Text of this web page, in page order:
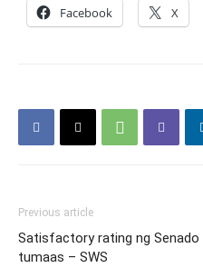
Facebook X
Previous article
Satisfactory rating ng Senado
tumaas – SWS